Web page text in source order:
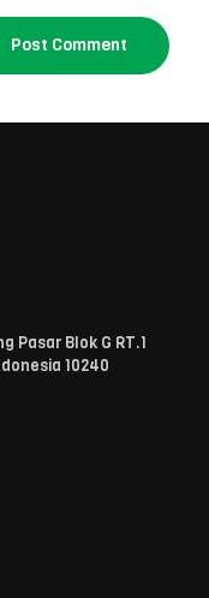
Pasar Blok G RT.1
10240